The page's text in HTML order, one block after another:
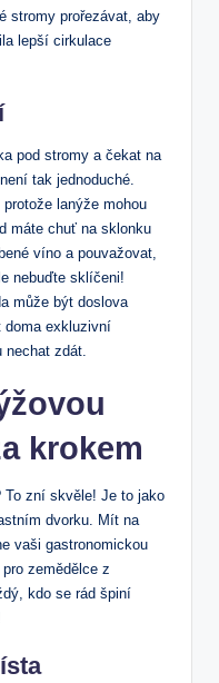
stromy prořezávat, aby
lepší cirkulace
pod stromy a čekat na
tak jednoduché.
lanýže mohou
máte chuť na sklonku
víno a pouvažovat,
nebuďte sklíčeni!
může být doslova
exkluzivní
zdát.
krokem
To zní skvěle! Je to jako
dvorku. Mít na
vaši gastronomickou
zemědělce z
kdo se rád špiní